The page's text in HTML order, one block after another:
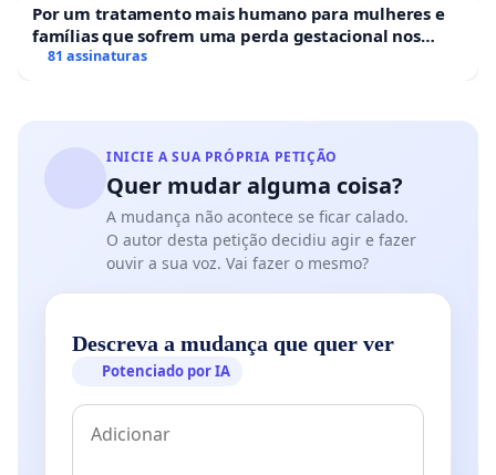
Por um tratamento mais humano para mulheres e
famílias que sofrem uma perda gestacional nos
hospitais portugueses
81 assinaturas
INICIE A SUA PRÓPRIA PETIÇÃO
Quer mudar alguma coisa?
A mudança não acontece se ficar calado.
O autor desta petição decidiu agir e fazer
ouvir a sua voz. Vai fazer o mesmo?
Descreva a mudança que quer ver
Potenciado por IA